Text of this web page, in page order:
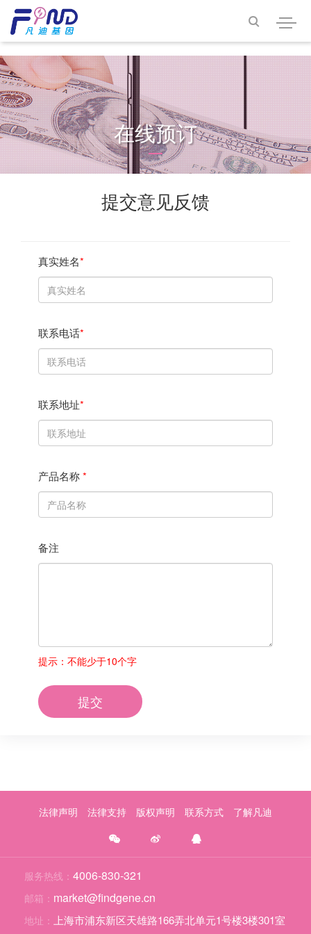
<<<<<<< HEAD

在线预订
提交意见反馈
真实姓名*
联系电话*
联系地址*
产品名称*
备注
提示：不能少于10个字
提交
法律声明 法律支持 版权声明 联系方式 了解凡迪
服务热线： 4006-830-321
邮箱： market@findgene.cn
地址： 上海市浦东新区天雄路166弄北单元1号楼3楼301室